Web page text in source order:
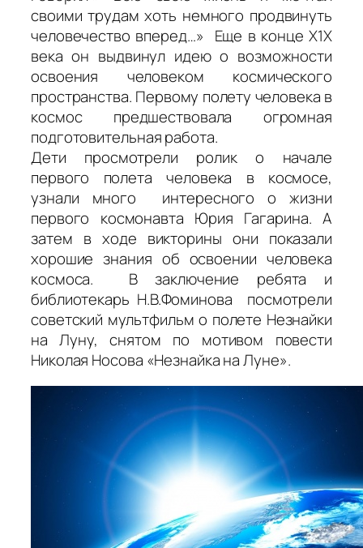
своими трудам хоть немного продвинуть
человечество вперед…» Еще в конце Х1Х
века он выдвинул идею о возможности
освоения человеком космического
пространства. Первому полету человека в
космос предшествовала огромная
подготовительная работа.
Дети просмотрели ролик о начале
первого полета человека в космосе,
узнали много интересного о жизни
первого космонавта Юрия Гагарина. А
затем в ходе викторины они показали
хорошие знания об освоении человека
космоса. В заключение ребята и
библиотекарь Н.В.Фоминова посмотрели
советский мультфильм о полете Незнайки
на Луну, снятом по мотивом повести
Николая Носова «Незнайка на Луне».